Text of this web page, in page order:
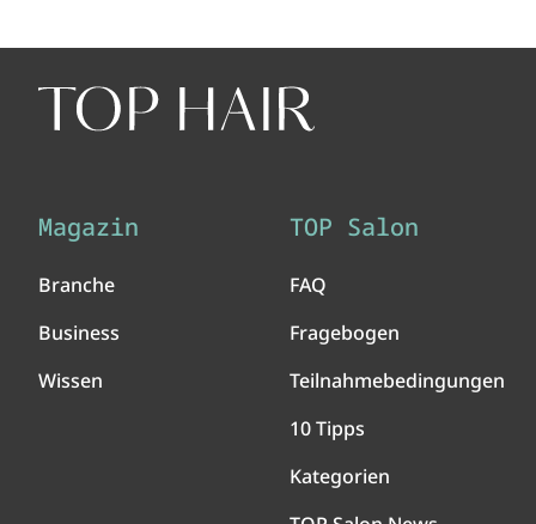
Magazin
Branche
Business
Wissen
TOP Salon
FAQ
Fragebogen
Teilnahmebedingungen
10 Tipps
Kategorien